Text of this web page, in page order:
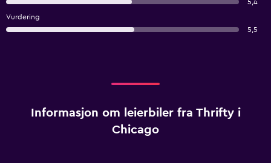
5,4
Vurdering
5,5
Informasjon om leierbiler fra Thrifty i
Chicago